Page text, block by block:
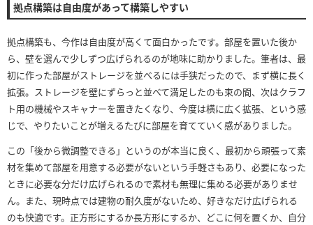
拠点構築は自由度があって構築しやすい
拠点構築も、今作は自由度が高くて面白かったです。部屋を置いた後か
ら、壁を選んで少しずつ広げられるのが地味に助かりました。筆者は、最
初に作った部屋がストレージを並べるには手狭だったので、まず横に長く
拡張。ストレージを壁にずらっと並べて満足したのも束の間、次はクラフ
ト用の機械やスキャナーを置きたくなり、今度は横に広く拡張、という感
じで、やりたいことが増えるたびに部屋を育てていく感がありました。
この「後から微調整できる」というのが本当に良く、最初から頑張って素
材を集めて部屋を用意する必要がないという手軽さもあり、必要になった
ときに必要な分だけ広げられるので素材も無理に集める必要がありませ
ん。また、現時点では建物の耐久度がないため、好きなだけ広げられる
のも快適です。正方形にするか長方形にするか、どこに何を置くか、自分